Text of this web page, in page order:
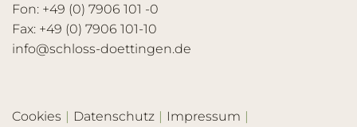
Fon: +49 (0) 7906 101 -0
Fax: +49 (0) 7906 101-10
info@schloss-doettingen.de
Cookies Datenschutz
Impressum